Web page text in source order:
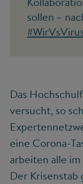
sollen –
Das
versucht, so
eine Corona-
arbeiten alle
Der Krisenstab